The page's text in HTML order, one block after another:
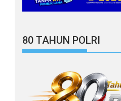
80 TAHUN POLRI